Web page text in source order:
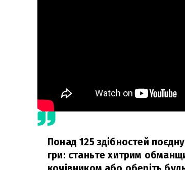
Понад 125 здібностей
гри: станьте хитрим